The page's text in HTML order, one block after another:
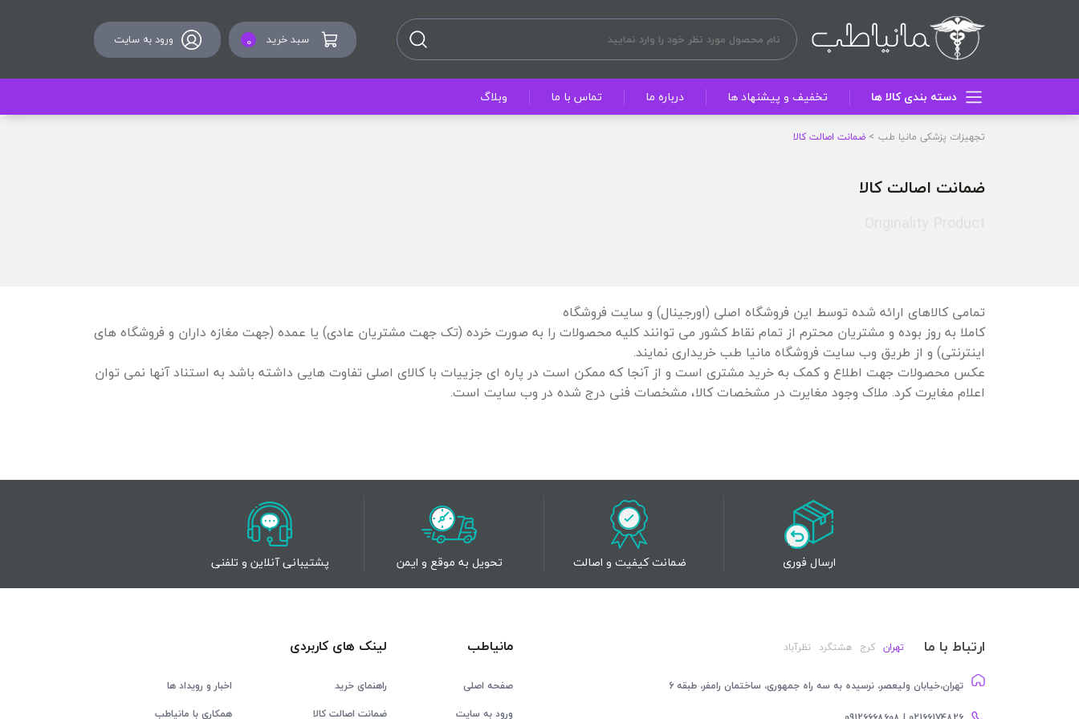
سبد خرید 0 ورود به سایت
دسته بندی کالا ها تخفیف و پیشنهاد ها درباره ما تماس با ما وبلاگ
تجهیزات پزشکی مانیا طب ضمانت اصالت کالا
ضمانت اصالت کالا
تمامی کالاهای ارائه شده توسط این فروشگاه اصلی (اورجینال) و سایت فروشگاه
کاملا به روز بوده و مشتریان محترم از تمام نقاط کشور می توانند کلیه محصولات را به صورت خرده (تک جهت مشتریان عادی) یا عمده (جهت مغازه داران و فروشگاه های
اینترنتی) و از طریق وب سایت فروشگاه مانیا طب خریداری نمایند.
عکس محصولات جهت اطلاع و کمک به خرید مشتری است و از آنجا که ممکن است در پاره ای جزییات با کالای اصلی تفاوت هایی داشته باشد به استناد آنها نمی توان
اعلام مغایرت کرد. ملاک وجود مغایرت در مشخصات کالا، مشخصات فنی درج شده در وب سایت است.
ارسال فوری ضمانت کیفیت و اصالت تحویل به موقع و ایمن پشتیبانی آنلاین و تلفنی
ارتباط با ما تهران کرج هشتگرد نظرآباد
تهران،خیابان ولیعصر، نرسیده به سه راه جمهوری، ساختمان رامفر، طبقه 6
مانیاطب
صفحه اصلی
ورود به سایت
لینک های کاربردی
راهنمای خرید
اخبار و رویداد ها
ضمانت اصالت کالا
همکاری با مانیاطب